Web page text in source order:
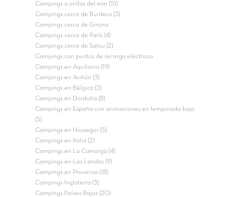
Campings a orillas del mar (51)
Campings cerca de Burdeos (3)
Campings cerca de Girona
Campings cerca de París (4)
Campings cerca de Salou (2)
Campings con puntos de recarga eléctricos
Campings en Aquitania (19)
Campings en Aviñón (3)
Campings en Bélgica (3)
Campings en Dordoña (8)
Campings en España con animaciones en temporada baja
(5)
Campings en Hossegor (5)
Campings en Italia (2)
Campings en La Camarga (4)
Campings en Las Landas (9)
Campings en Provenza (18)
Campings Inglaterra (3)
Campings Países Bajos (20)